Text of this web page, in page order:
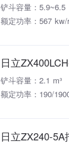
铲斗容量：5.9~6.5
额定功率：567 kw/
日立
铲斗容量：2.1 m³
额定功率：190/
日立ZX240-5A